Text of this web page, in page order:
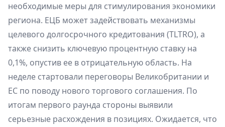
необходимые меры для стимулирования экономики
региона. ЕЦБ может задействовать механизмы
целевого долгосрочного кредитования (TLTRO), а
также снизить ключевую процентную ставку на
0,1%, опустив ее в отрицательную область. На
неделе стартовали переговоры Великобритании и
ЕС по поводу нового торгового соглашения. По
итогам первого раунда стороны выявили
серьезные расхождения в позициях. Ожидается, что